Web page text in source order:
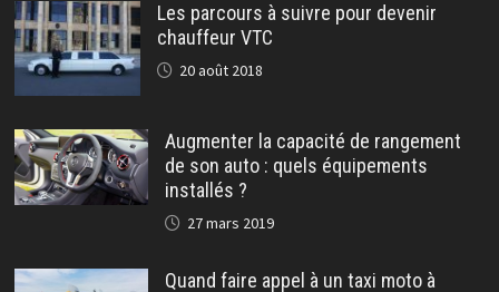
Les parcours à suivre pour devenir
chauffeur VTC
20 août 2018
Augmenter la capacité de rangement
de son auto : quels équipements
installés ?
27 mars 2019
Quand faire appel à un taxi moto à